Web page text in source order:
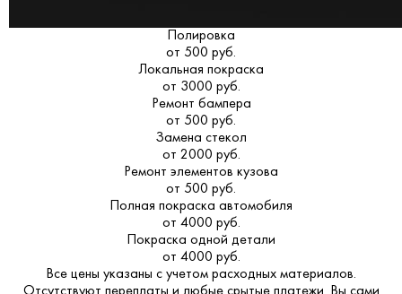
Полировка
от 500 руб.
Локальная покраска
от 3000 руб.
Ремонт бампера
от 500 руб.
Замена стекол
от 2000 руб.
Ремонт элементов кузова
от 500 руб.
Полная покраска автомобиля
от 4000 руб.
Покраска одной детали
от 4000 руб.
Все цены указаны с учетом расходных материалов.